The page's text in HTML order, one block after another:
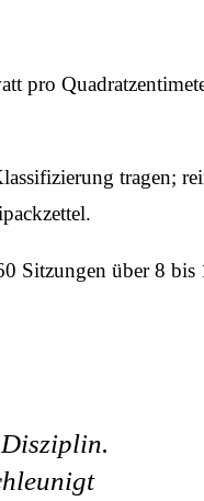
pro
tragen;
über 8 bis